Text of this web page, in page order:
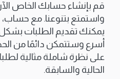
قم بإنشاء حسابك الخاص
واستمتع بتنوعنا. مع حساب،
يمكنك تقديم الطلبات
أسرع وستتمكن دائمًا من
على نظرة شاملة مثالية
الحالية والسابقة.